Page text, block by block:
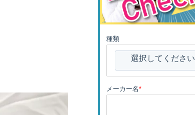
種類
選択してください
メーカー名*